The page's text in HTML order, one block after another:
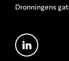
Dronningens